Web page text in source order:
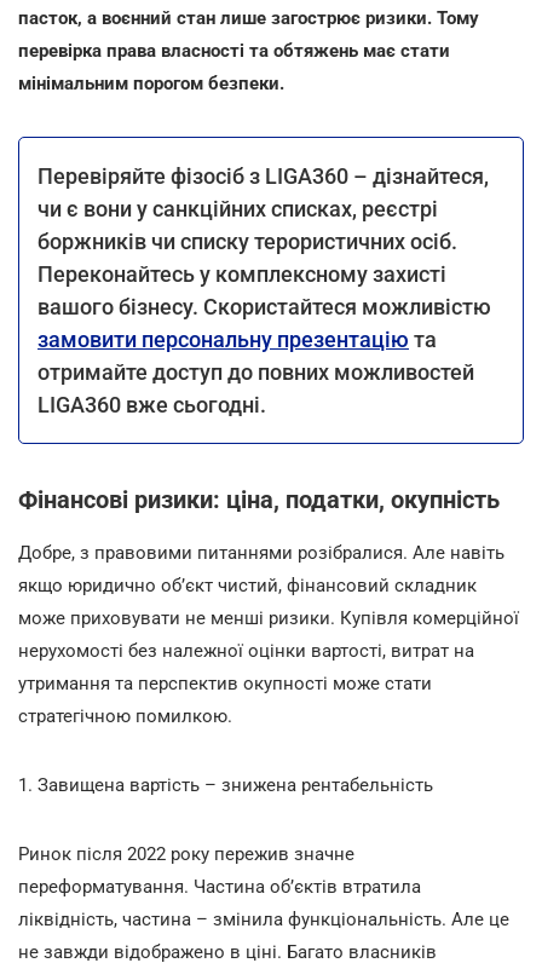
пасток, а воєнний стан лише загострює ризики. Тому
перевірка права власності та обтяжень має стати
мінімальним порогом безпеки.
Перевіряйте фізосібз LIGA360 – дізнайтеся,
чи є вони усанкційнихсписках, реєстрі
боржників чи списку терористичних осіб.
Переконайтесь у комплексному захисті
вашого бізнесу. Скористайтеся можливістю
замовити персональну презентацію та
отримайте доступ до повних можливостей
LIGA360 вже сьогодні.
Фінансові ризики: ціна, податки, окупність
Добре, з правовими питаннями розібралися. Але навіть
якщо юридично об’єкт чистий, фінансовий складник
може приховувати не менші ризики. Купівля комерційної
нерухомості без належної оцінки вартості, витрат на
утримання та перспектив окупності може стати
стратегічною помилкою.
1. Завищена вартість – знижена рентабельність
Ринок після 2022 року пережив значне
переформатування. Частина об’єктів втратила
ліквідність, частина – змінила функціональність. Але це
не завжди відображено в ціні. Багато власників